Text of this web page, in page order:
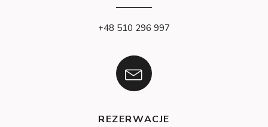
+48 510 296 997
REZERWACJE